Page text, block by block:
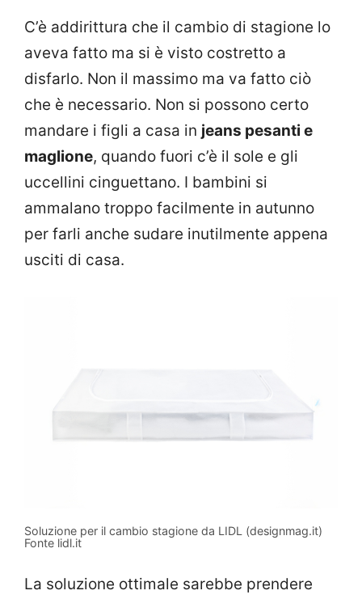
C’è addirittura che il cambio di stagione lo
aveva fatto ma si è visto costretto a
disfarlo. Non il massimo ma va fatto ciò
che è necessario. Non si possono certo
mandare i figli a casa in jeans pesanti e
maglione, quando fuori c’è il sole e gli
uccellini cinguettano. I bambini si
ammalano troppo facilmente in autunno
per farli anche sudare inutilmente appena
usciti di casa.
Soluzione per il cambio stagione da LIDL (designmag.it)
Fonte lidl.it
La soluzione ottimale sarebbe prendere